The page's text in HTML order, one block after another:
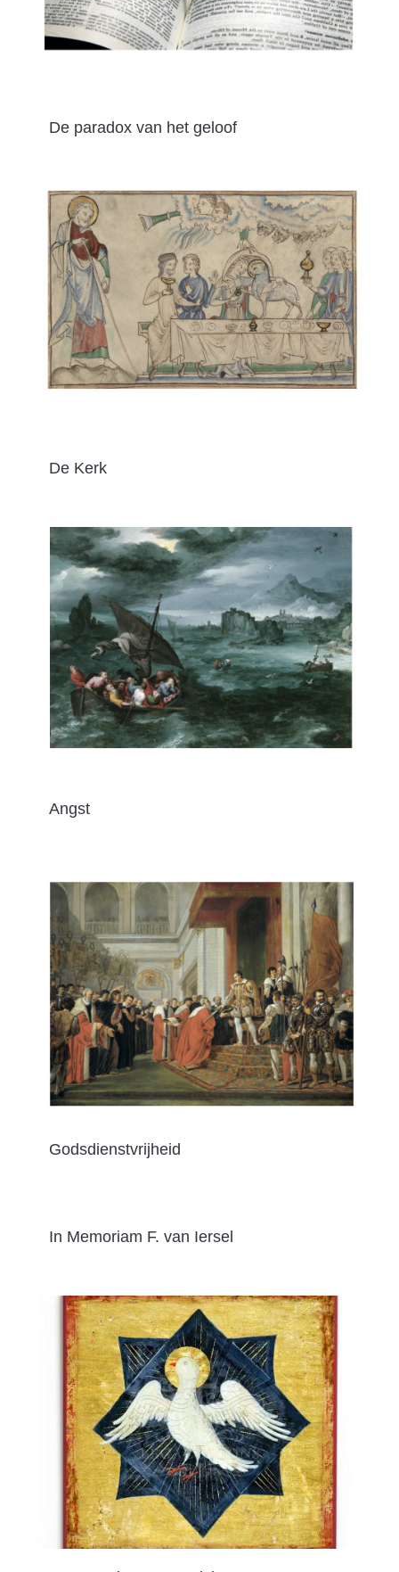
De paradox van het geloof
De Kerk
Angst
Godsdienstvrijheid
In Memoriam F. van Iersel